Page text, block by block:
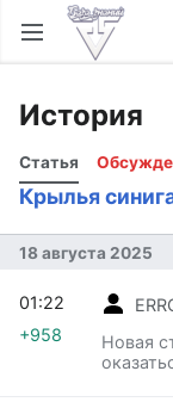
Открыть главное меню
История
Статья
Крылья
18 августа 2025
Новая
01:22
+958